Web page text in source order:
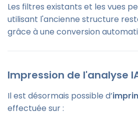
Les filtres existants et les vues
utilisant l'ancienne structure
grâce à une conversion
Impression de l'analyse
Il est désormais possible d’
effectuée sur :